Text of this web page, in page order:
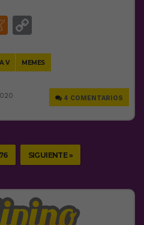
Meneame
V MEMES
4 COMENTARIOS
SIGUIENTE »